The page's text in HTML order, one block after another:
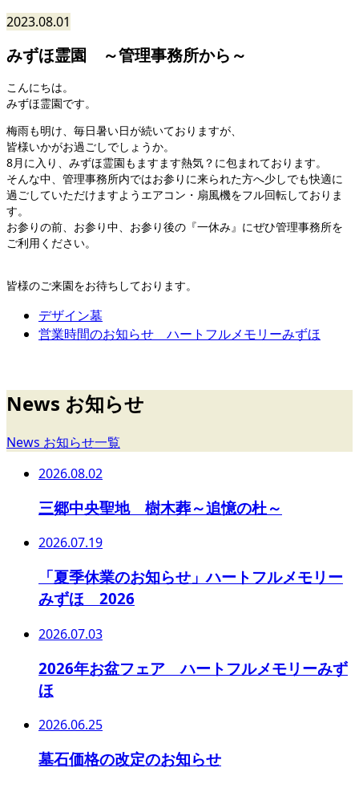
2023.08.01
みずほ霊園 ～管理事務所から～
こんにちは。
みずほ霊園です。
梅雨も明け、毎日暑い日が続いておりますが、
皆様いかがお過ごしでしょうか。
8月に入り、みずほ霊園もますます熱気？に包まれております。
そんな中、管理事務所内ではお参りに来られた方へ少しでも快適に
過ごしていただけますようエアコン・扇風機をフル回転しておりま
す。
お参りの前、お参り中、お参り後の『一休み』にぜひ管理事務所を
ご利用ください。
皆様のご来園をお待ちしております。
デザイン墓
営業時間のお知らせ ハートフルメモリーみずほ
News お知らせ
News お知らせ一覧
2026.08.02
三郷中央聖地 樹木葬～追憶の杜～
2026.07.19
「夏季休業のお知らせ」ハートフルメモリー
みずほ 2026
2026.07.03
2026年お盆フェア ハートフルメモリーみず
ほ
2026.06.25
墓石価格の改定のお知らせ